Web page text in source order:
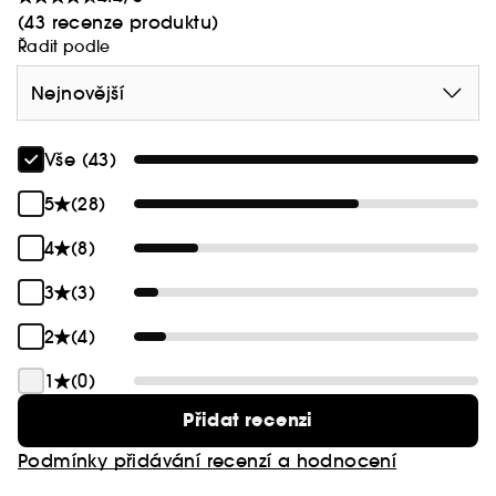
(43 recenze produktu)
Řadit podle
Nejnovější
Vše (43)
5
(28)
4
(8)
3
(3)
2
(4)
1
(0)
Přidat recenzi
Podmínky přidávání recenzí a hodnocení